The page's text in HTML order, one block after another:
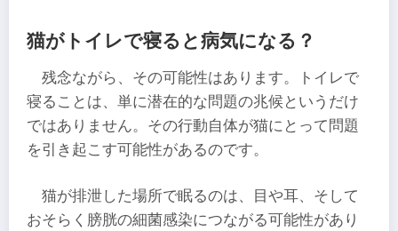
猫がトイレで寝ると病気になる？
残念ながら、その可能性はあります。トイレで
寝ることは、単に潜在的な問題の兆候というだけ
ではありません。その行動自体が猫にとって問題
を引き起こす可能性があるのです。
猫が排泄した場所で眠るのは、目や耳、そして
おそらく膀胱の細菌感染につながる可能性があり